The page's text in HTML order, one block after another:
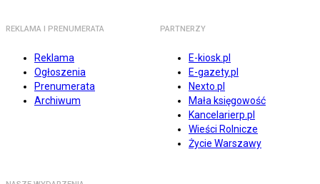
REKLAMA I PRENUMERATA
Reklama
Ogłoszenia
Prenumerata
Archiwum
PARTNERZY
E-kiosk.pl
E-gazety.pl
Nexto.pl
Mała księgowość
Kancelarierp.pl
Wieści Rolnicze
Życie Warszawy